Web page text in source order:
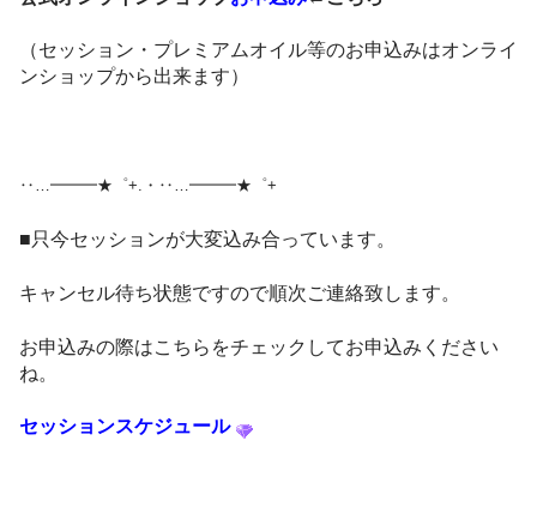
（セッション・プレミアムオイル等のお申込みはオンライ
ンショップから出来ます）
‥…━━━★゜+.・‥…━━━★゜+
■只今セッションが大変込み合っています。
キャンセル待ち状態ですので順次ご連絡致します。
お申込みの際はこちらをチェックしてお申込みください
ね。
セッションスケジュール